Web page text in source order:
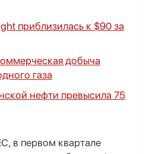
приблизилась к $90 за
добыча
газа
нефти превысила 75
в первом квартале